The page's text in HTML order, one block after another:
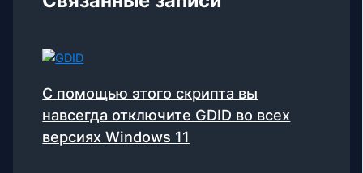
С помощью этого скрипта вы
навсегда отключите GDID во всех
версиях Windows 11